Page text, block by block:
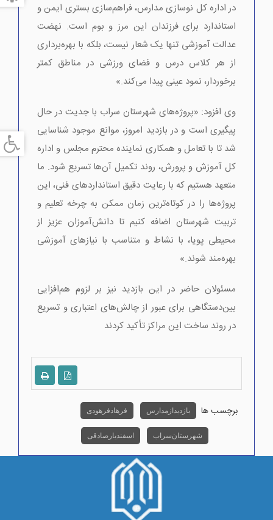
در اداره کل نوسازی مدارس، فراهم‌سازی بستری ایمن و
استاندارد برای فرزندان این مرز و بوم است. نهضت
عدالت آموزشی تنها یک شعار نیست، بلکه با بهره‌برداری
از هر کلاس درس و فضای ورزشی در مناطق کمتر
برخوردار، نمود عینی پیدا می‌کند.»
وی افزود: «پروژه‌های شهرستان سراب با جدیت در حال
پیگیری است و در بازدید امروز، موانع موجود شناسایی
شد تا با تعامل و همکاری نماینده محترم مجلس و اداره
کل آموزش و پرورش، روند تکمیل آن‌ها تسریع شود. ما
متعهد هستیم که با رعایت دقیق استانداردهای فنی، این
پروژه‌ها را در کوتاه‌ترین زمان ممکن به چرخه تعلیم و
تربیت شهرستان اضافه کنیم تا دانش‌آموزان عزیز از
محیطی پویا، با نشاط و متناسب با نیازهای آموزشی
بهره‌مند شوند.»
مسئولان حاضر در این بازدید نیز بر لزوم هم‌افزایی
بین‌دستگاهی برای عبور از چالش‌های اعتباری و تسریع
در روند ساخت این مراکز تأکید کردند
برچسب ها بازدید از مدارس فرهاد فرهودی
شهرستان سراب اسفندیار صادقی